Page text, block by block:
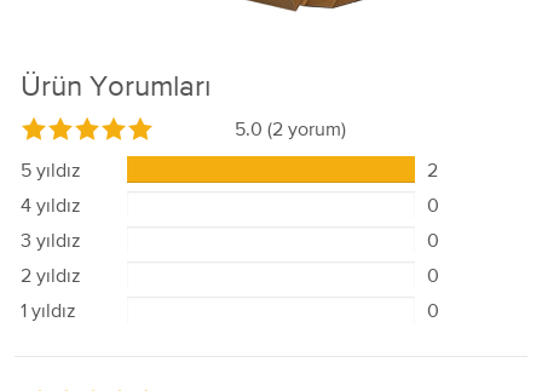
Ürün Yorumları
5.0 (2 yorum)
5 yıldız
2
4 yıldız
0
3 yıldız
0
2 yıldız
0
1 yıldız
0